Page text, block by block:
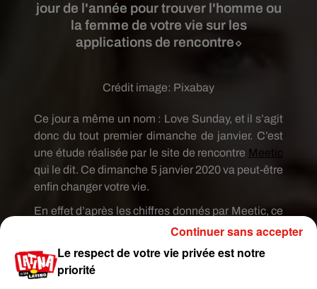
jour de l'année pour trouver l'homme ou
la femme de votre vie sur les
applications de rencontre⬦
Crédit image: Pixabay
Ce jour a même un nom : Love Sunday, et il s’agit
donc du tout premier dimanche de janvier. C’est
une étude réalisée par le site de rencontre Meetic
qui le dit. Ce dimanche 5 janvier 2020 va peut-être
enfin changer votre vie.
En effet d’après les chiffres donnés par Meetic, ce
jour correspondrait à un fort taux d’inscriptions de
ligne. Le taux de messages envoyés durant un
Love Sunday est supérieur à 69% par rapport aux
Le respect de votre vie privée est notre
priorité
Continuer sans accepter